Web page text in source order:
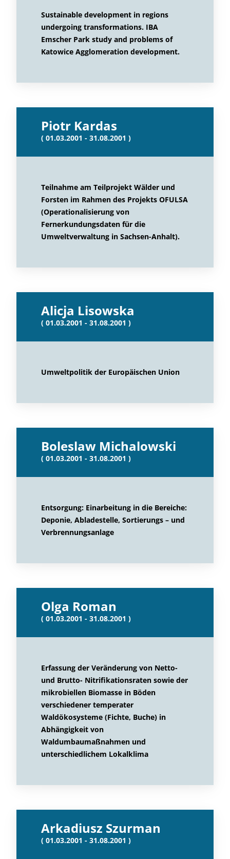
Sustainable development in regions
undergoing transformations. IBA
Emscher Park study and problems of
Katowice Agglomeration development.
Piotr Kardas
( 01.03.2001 - 31.08.2001 )
Teilnahme am Teilprojekt Wälder und
Forsten im Rahmen des Projekts OFULSA
(Operationalisierung von
Fernerkundungsdaten für die
Umweltverwaltung in Sachsen-Anhalt).
Alicja Lisowska
( 01.03.2001 - 31.08.2001 )
Umweltpolitik der Europäischen Union
Boleslaw Michalowski
( 01.03.2001 - 31.08.2001 )
Entsorgung: Einarbeitung in die Bereiche:
Deponie, Abladestelle, Sortierungs – und
Verbrennungsanlage
Olga Roman
( 01.03.2001 - 31.08.2001 )
Erfassung der Veränderung von Netto-
und Brutto- Nitrifikationsraten sowie der
mikrobiellen Biomasse in Böden
verschiedener temperater
Waldökosysteme (Fichte, Buche) in
Abhängigkeit von
Waldumbaumaßnahmen und
unterschiedlichem Lokalklima
Arkadiusz Szurman
( 01.03.2001 - 31.08.2001 )